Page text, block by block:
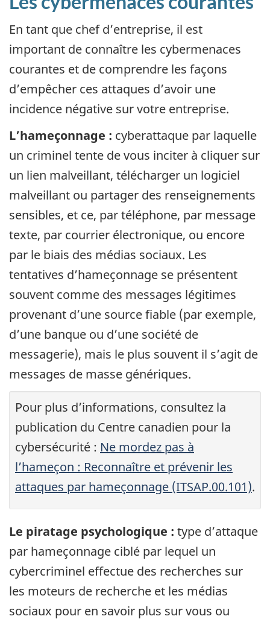
En tant que chef d’entreprise, il est
important de connaître les cybermenaces
courantes et de comprendre les façons
d’empêcher ces attaques d’avoir une
incidence négative sur votre entreprise.
L’hameçonnage : cyberattaque par laquelle
un criminel tente de vous inciter à cliquer sur
un lien malveillant, télécharger un logiciel
malveillant ou partager des renseignements
sensibles, et ce, par téléphone, par message
texte, par courrier électronique, ou encore
par le biais des médias sociaux. Les
tentatives d’hameçonnage se présentent
souvent comme des messages légitimes
provenant d’une source fiable (par exemple,
d’une banque ou d’une société de
messagerie), mais le plus souvent il s’agit de
messages de masse génériques.
Pour plus d’informations, consultez la
publication du Centre canadien pour la
cybersécurité : Ne mordez pas à
l’hameçon : Reconnaître et prévenir les
attaques par hameçonnage (ITSAP.00.101).
Le piratage psychologique : type d’attaque
par hameçonnage ciblé par lequel un
cybercriminel effectue des recherches sur
les moteurs de recherche et les médias
sociaux pour en savoir plus sur vous ou